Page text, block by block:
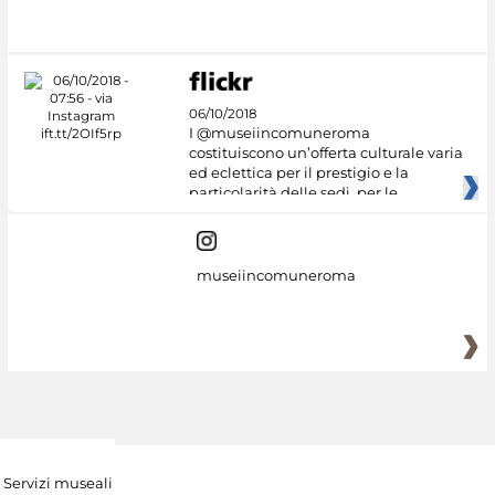
06/10/2018
I @museiincomuneroma
costituiscono un’offerta culturale varia
ed eclettica per il prestigio e la
particolarità delle sedi, per le
museiincomuneroma
Servizi museali